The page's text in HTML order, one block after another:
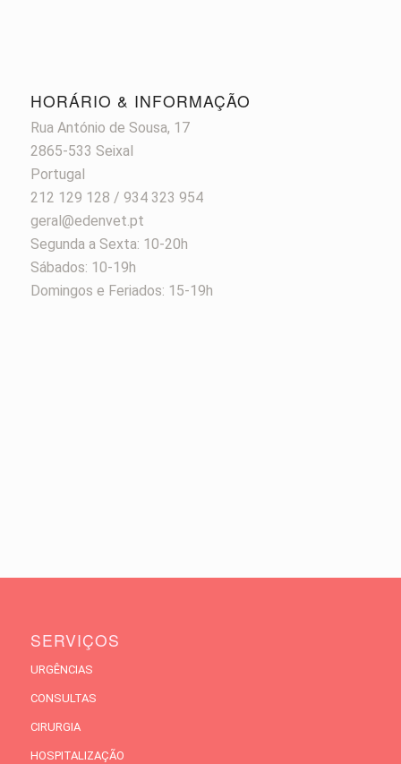
HORÁRIO & INFORMAÇÃO
Rua António de Sousa, 17
2865-533 Seixal
Portugal
212 129 128 / 934 323 954
geral@edenvet.pt
Segunda a Sexta: 10-20h
Sábados: 10-19h
Domingos e Feriados: 15-19h
SERVIÇOS
URGÊNCIAS
CONSULTAS
CIRURGIA
HOSPITALIZAÇÃO